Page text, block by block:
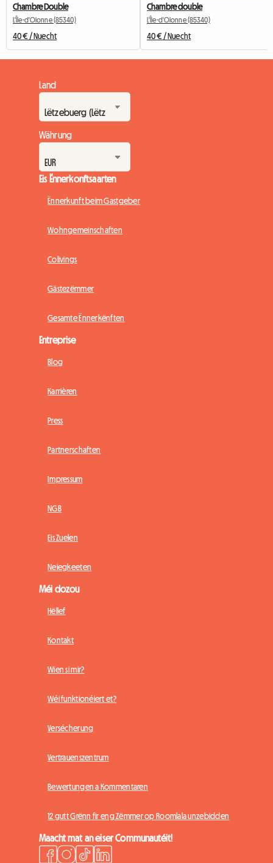
Chambre Double
L'Île-d'Olonne (85340)
40 € / Nuecht
Chambre double
L'Île-d'Olonne (85340)
40 € / Nuecht
Land
Währung
Eis Ënnerkonftsaarten
Ënnerkunft beim Gastgeber
Wohngemeinschaften
Colivings
Gästezëmmer
Gesamte Ënnerkënften
Entreprise
Blog
Karrièren
Press
Partnerschaften
Impressum
NGB
Eis Zuelen
Neiegkeeten
Méi dozou
Hëllef
Kontakt
Wien si mir?
Wéi funktionéiert et?
Versécherung
Vertrauenszentrum
Bewertungen a Kommentaren
12 gutt Grënn fir eng Zëmmer op Roomlala unzebidden
Maacht mat an eiser Communautéit!